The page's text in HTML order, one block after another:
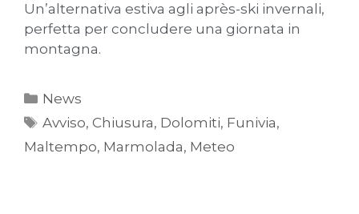
Un’alternativa estiva agli après-ski invernali,
perfetta per concludere una giornata in
montagna.
News
Avviso,Chiusura, Dolomiti, Funivia,
Maltempo, Marmolada, Meteo